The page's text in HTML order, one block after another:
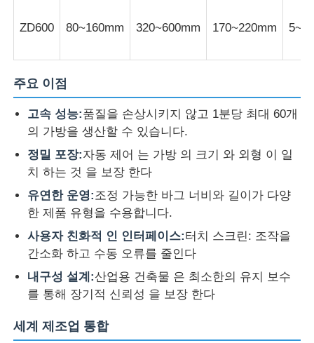
뉴스
모든 케이스
견적 요청
진압 생산 라인
와이어 압출 라인
와이어 스트랜딩 기계
ZD600 80~160mm 320~600mm 170~220mm
주요 이점
고속 성능:품질을 손상시키지 않고 1분당 최대 60개
의 가방을 생산할 수 있습니다.
정밀 포장:자동 제어 는 가방 의 크기 와 외형 이 일
치 하는 것 을 보장 한다
유연한 운영:조정 가능한 바그 너비와 길이가 다양
한 제품 유형을 수용합니다.
사용자 친화적 인 인터페이스:터치 스크린: 조작을
간소화 하고 수동 오류를 줄인다
내구성 설계:산업용 건축물 은 최소한의 유지 보수
를 통해 장기적 신뢰성 을 보장 한다
세계 제조업 통합